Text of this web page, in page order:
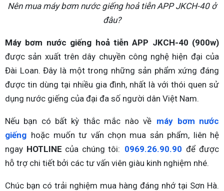
Nên mua máy bơm nước giếng hoả tiễn APP JKCH-40 ở
đâu?
Máy bơm nước giếng hoả tiễn APP JKCH-40 (900w)
được sản xuất trên dây chuyền công nghệ hiện đại của
Đài Loan. Đây là một trong những sản phẩm xứng đáng
được tin dùng tại nhiều gia đình, nhất là với thói quen sử
dụng nước giếng của đại đa số người dân Việt Nam.
Nếu bạn có bất kỳ thắc mắc nào về máy bơm nước
giếng hoặc muốn tư vấn chọn mua sản phẩm, liên hệ
ngay HOTLINE của chúng tôi: 0969.26.90.90 để được
hỗ trợ chi tiết bởi các tư vấn viên giàu kinh nghiệm nhé.
Chúc bạn có trải nghiệm mua hàng đáng nhớ tại Sơn Hà.